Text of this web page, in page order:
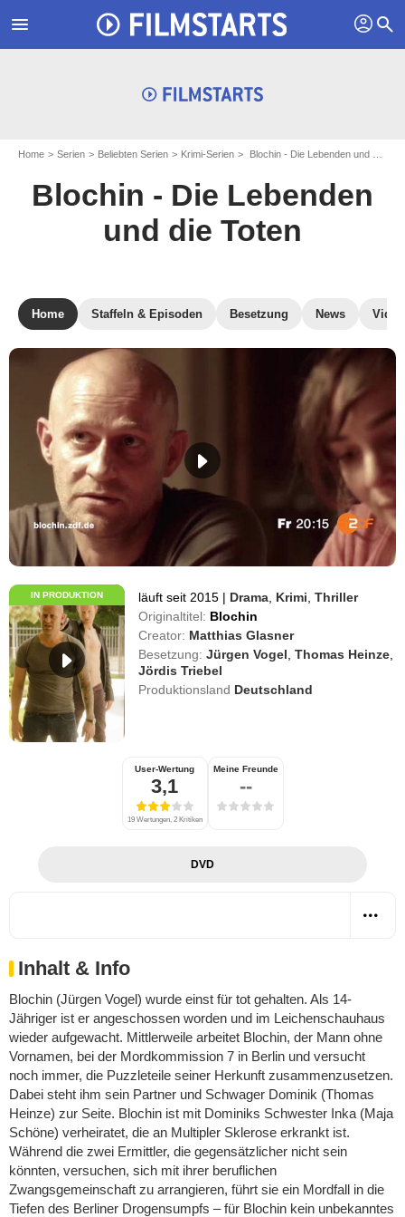
menu profil search
Home Serien Beliebten Serien Krimi-Serien Blochin - Die Lebenden und die Toten
Blochin - Die Lebenden
und die Toten
Home Staffeln & Episoden Besetzung News
IN PRODUKTION läuft seit 2015 | Drama Krimi ,Thriller
Originaltitel: Blochin
Creator: Matthias Glasner
Besetzung: Jürgen Vogel ,Thomas Heinze
Jördis Triebel
Produktionsland Deutschland
User-Wertung
3,1
19 Wertungen, 2 Kritiken
Meine Freunde
--
DVD
Inhalt & Info
Blochin (Jürgen Vogel) wurde einst für tot gehalten. Als 14-
Jähriger ist er angeschossen worden und im Leichenschauhaus
wieder aufgewacht. Mittlerweile arbeitet Blochin, der Mann ohne
Vornamen, bei der Mordkommission 7 in Berlin und versucht
noch immer, die Puzzleteile seiner Herkunft zusammenzusetzen.
Dabei steht ihm sein Partner und Schwager Dominik (Thomas
Heinze) zur Seite. Blochin ist mit Dominiks Schwester Inka (Maja
Schöne) verheiratet, die an Multipler Sklerose erkrankt ist.
Während die zwei Ermittler, die gegensätzlicher nicht sein
könnten, versuchen, sich mit ihrer beruflichen
Zwangsgemeinschaft zu arrangieren, führt sie ein Mordfall in die
Tiefen des Berliner Drogensumpfs – für Blochin kein unbekanntes